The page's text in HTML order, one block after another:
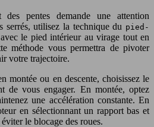
pentes demande une attention
serrés, utilisez la technique du pied-
le pied intérieur au virage tout en
méthode vous permettra de pivoter
votre trajectoire.
montée ou en descente, choisissez le
de vous engager. En montée, optez
une accélération constante. En
en sélectionnant un rapport bas et
le blocage des roues.